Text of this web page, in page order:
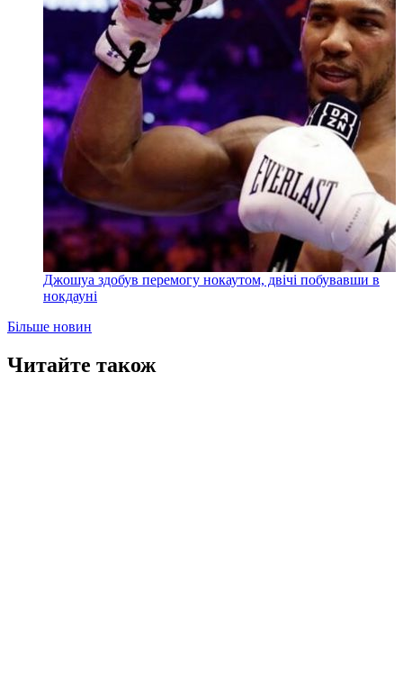
Джошуа здобув перемогу нокаутом, двічі побувавши в
нокдауні
Більше новин
Читайте також